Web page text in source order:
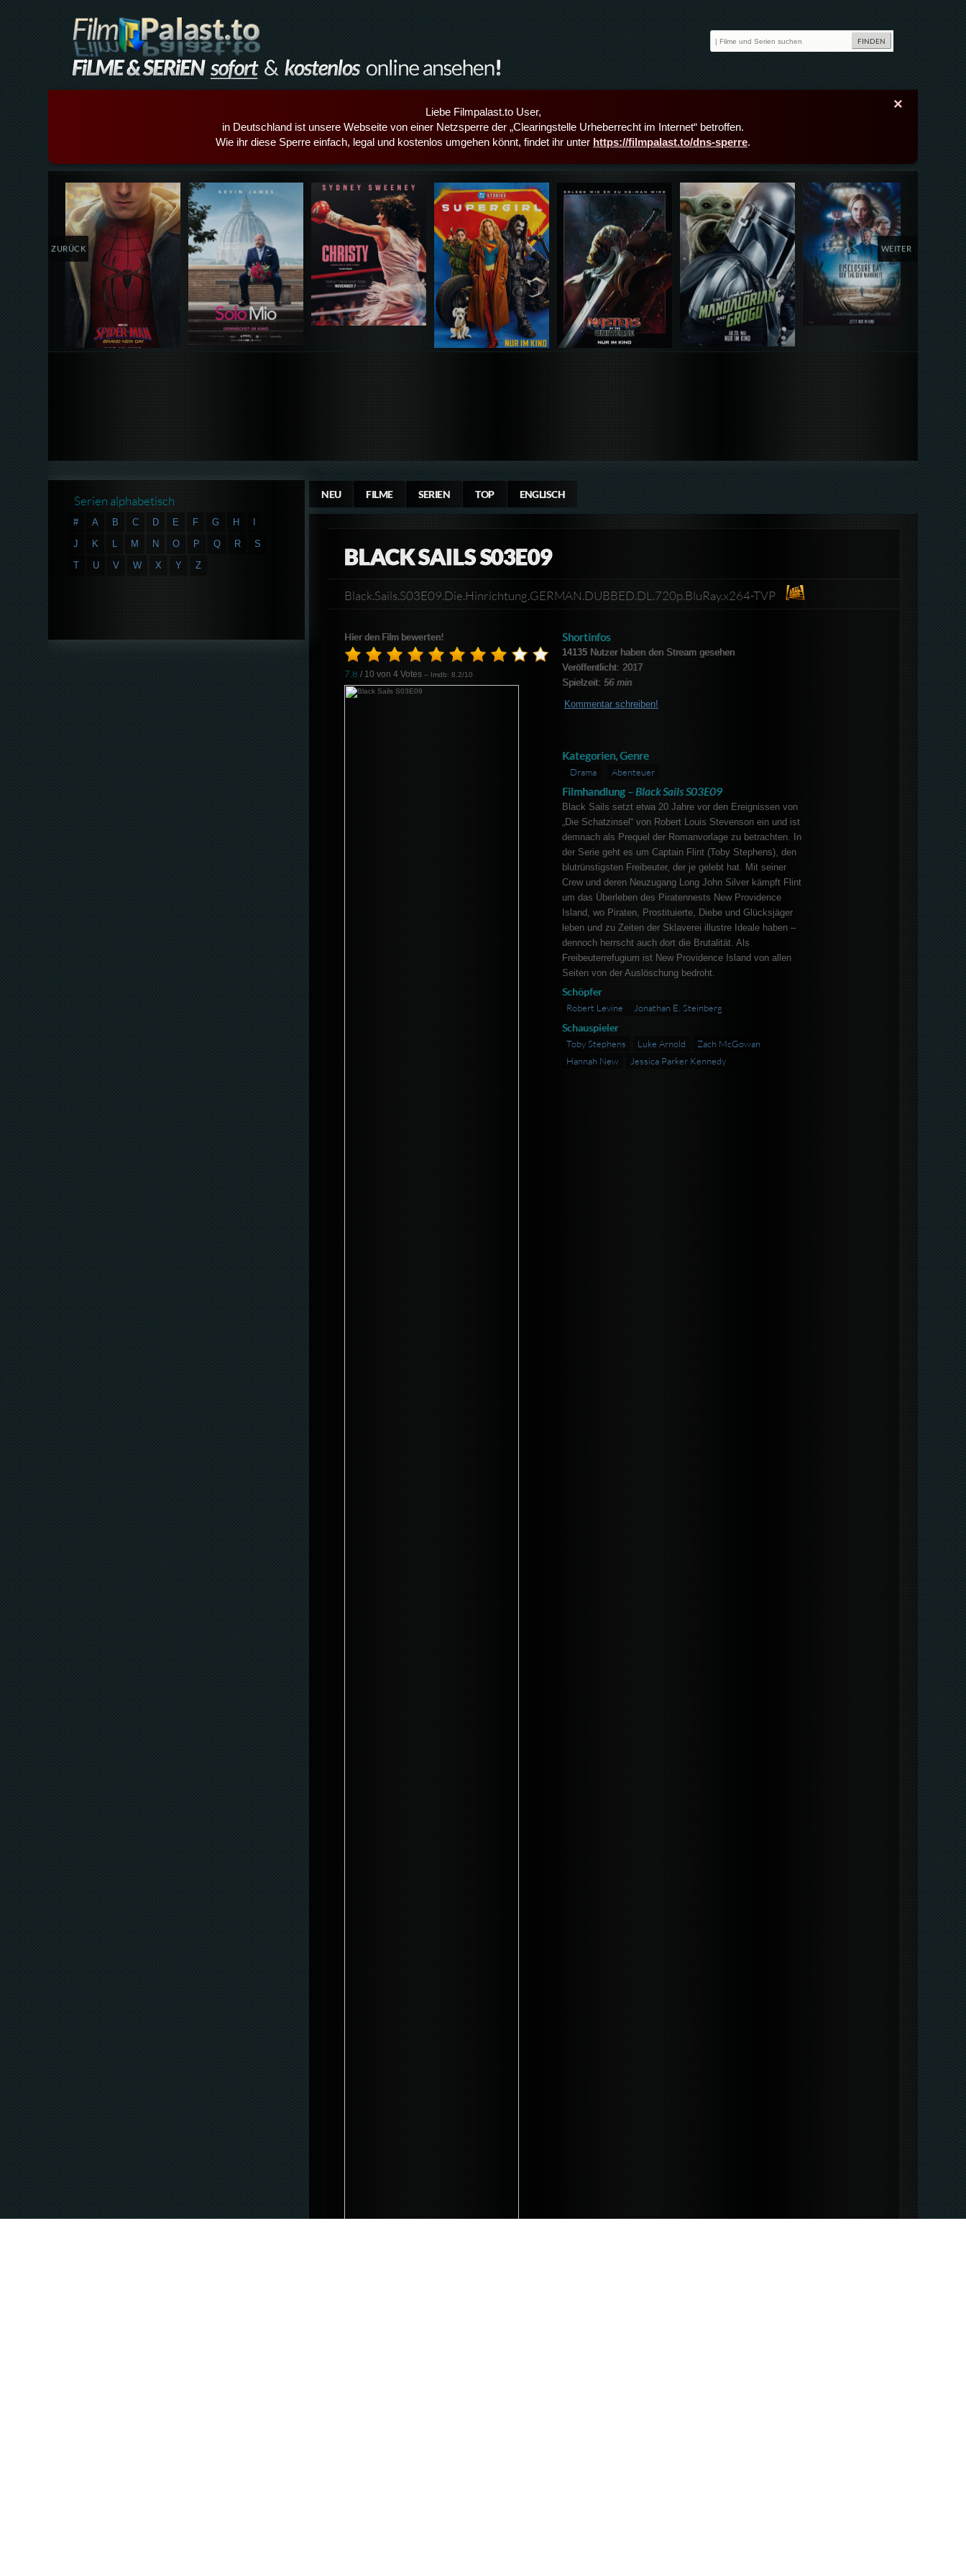
×
Liebe Filmpalast.to User,
in Deutschland ist unsere Webseite von einer Netzsperre der „Clearingstelle Urheberrecht im Internet“ betroffen.
Wie ihr diese Sperre einfach, legal und kostenlos umgehen könnt, findet ihr unter https://filmpalast.to/dns-sperre.
Details,Play Details,Play Details,Play Details,Play Details,Play Details,Play Details,Play
ZURÜCK WEITER
NEU FILME SERIEN TOP ENGLISCH
BLACK SAILS S03E09
Black.Sails.S03E09.Die.Hinrichtung.GERMAN.DUBBED.DL.720p.BluRay.x264-TVP
Hier den Film bewerten!
7.8 / 10 von4 Votes – Imdb: 8.2/10
Shortinfos
14135Nutzer haben den Stream gesehen
Veröffentlicht: 2017
Spielzeit: 56 min
Kommentar schreiben!
Kategorien, Genre
Drama Abenteuer
Filmhandlung – Black Sails S03E09
Black Sails setzt etwa 20 Jahre vor den Ereignissen von
„Die Schatzinsel“ von Robert Louis Stevenson ein und ist
demnach als Prequel der Romanvorlage zu betrachten. In
der Serie geht es um Captain Flint (Toby Stephens), den
blutrünstigsten Freibeuter, der je gelebt hat. Mit seiner
Crew und deren Neuzugang Long John Silver kämpft Flint
um das Überleben des Piratennests New Providence
Island, wo Piraten, Prostituierte, Diebe und Glücksjäger
leben und zu Zeiten der Sklaverei illustre Ideale haben –
dennoch herrscht auch dort die Brutalität. Als
Freibeuterrefugium ist New Providence Island von allen
Seiten von der Auslöschung bedroht.
Schöpfer
Robert Levine Jonathan E. Steinberg
Schauspieler
Toby Stephens Luke Arnold
Zach McGowan
Hannah New
Jessica Parker Kennedy
Serien alphabetisch
# A B C D E F G H
J
K L M N O P Q R
S
T
U V W X Y Z